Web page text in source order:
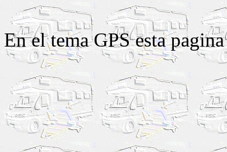
En el tema GPS esta